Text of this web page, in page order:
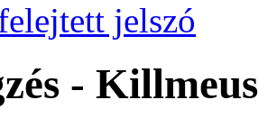
jelszó
- Killmeus